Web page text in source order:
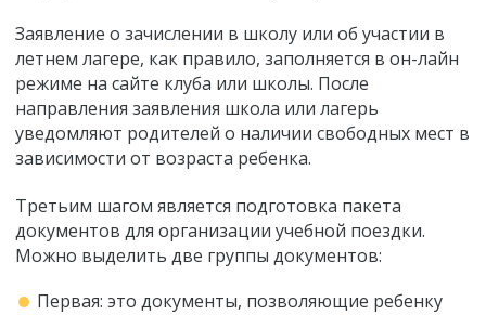
Заявление о зачислении в школу или об участии в
летнем лагере, как правило, заполняется в он-лайн
режиме на сайте клуба или школы. После
направления заявления школа или лагерь
уведомляют родителей о наличии свободных мест в
зависимости от возраста ребенка.
Третьим шагом является подготовка пакета
документов для организации учебной поездки.
Можно выделить две группы документов:
Первая: это документы, позволяющие ребенку